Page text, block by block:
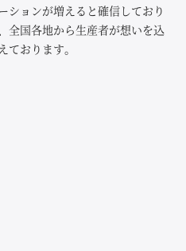
ションが増えると確信しており
全国各地から生産者が想いを込
おります。